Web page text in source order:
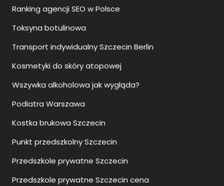
Ranking agencji SEO w Polsce
Toksyna botulinowa
Transport indywidualny Szczecin Berlin
Kosmetyki do skóry atopowej
Wszywka alkoholowa jak wygląda?
Podiatra Warszawa
Kostka brukowa Szczecin
Punkt przedszkolny Szczecin
Przedszkole prywatne Szczecin
Przedszkole prywatne Szczecin cena